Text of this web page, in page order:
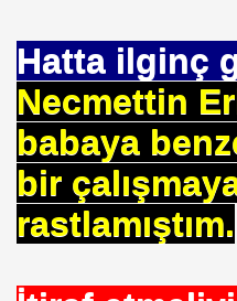
Hatta ilginç
Necmettin
babaya
bir
rastlamıştım.
ÖRGÜTÜ ALPER TAN
Yola Çıkan Islamcılar